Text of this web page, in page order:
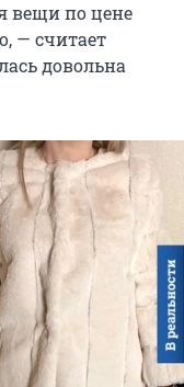
вещи по цене
— считает
довольна